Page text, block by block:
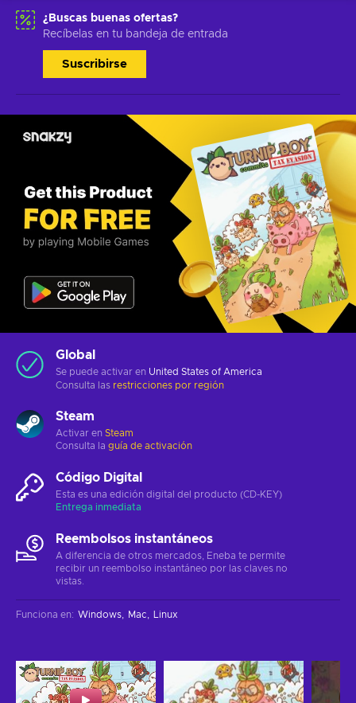
¿Buscas buenas ofertas?
Recíbelas en tu bandeja de entrada
Suscribirse
Global
Se puede activar en United States of America
Consulta las restricciones por región
Steam
Activar en Steam
Consulta la guía de activación
Código Digital
Esta es una edición digital del producto (CD-KEY)
Entrega inmediata
Reembolsos instantáneos
A diferencia de otros mercados, Eneba te permite
recibir un reembolso instantáneo por las claves no
vistas.
Funciona en: Windows Mac Linux